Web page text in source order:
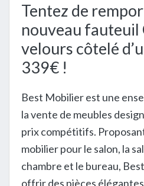
Tentez de
nouveau fauteuil
velours côtelé
339€ !
Best Mobilier est une
la vente de meubles
prix compétitifs.
mobilier pour le salon, la
chambre et le bureau,
offrir des pièces